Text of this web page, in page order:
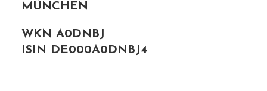
MÜNCHEN
WKN A0DNBJ
ISIN DE000A0DNBJ4